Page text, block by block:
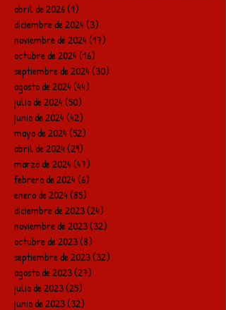
abril de 2026(1)
diciembre de 2024(3)
noviembre de 2024(17)
octubre de 2024(16)
septiembre de 2024(30)
agosto de 2024(44)
julio de 2024(50)
junio de 2024(42)
mayo de 2024(52)
abril de 2024(29)
marzo de 2024(47)
febrero de 2024(6)
enero de 2024(85)
diciembre de 2023(24)
noviembre de 2023(32)
octubre de 2023(8)
septiembre de 2023(32)
agosto de 2023(27)
julio de 2023(25)
junio de 2023(32)